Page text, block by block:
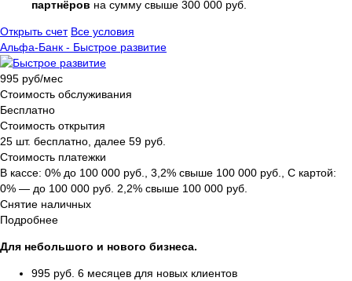
партнёров на сумму свыше 300 000 руб.
Открыть счет Все условия
Альфа-Банк - Быстрое развитие
995 руб/мес
Стоимость обслуживания
Бесплатно
Стоимость открытия
25 шт. бесплатно, далее 59 руб.
Стоимость платежки
В кассе: 0% до 100 000 руб., 3,2% свыше 100 000 руб., С картой:
0% — до 100 000 руб. 2,2% свыше 100 000 руб.
Снятие наличных
Подробнее
Для небольшого и нового бизнеса.
995 руб. 6 месяцев для новых клиентов